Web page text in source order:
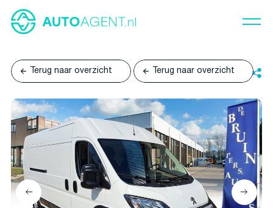
Terug naar overzicht Terug naar overzicht